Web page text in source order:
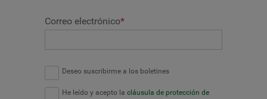
Correo electrónico*
Deseo suscribirme a los boletines
He leído y acepto la cláusula de protección de